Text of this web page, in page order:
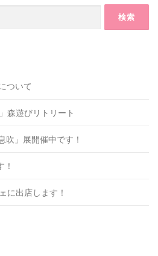
ついて
森遊びリトリート
」展開催中です！
に出店します！